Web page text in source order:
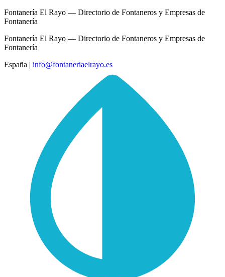
Fontanería El Rayo — Directorio de Fontaneros y Empresas de
Fontanería
Fontanería El Rayo — Directorio de Fontaneros y Empresas de
Fontanería
España | info@fontaneriaelrayo.es